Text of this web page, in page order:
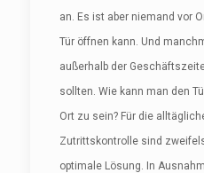
an. Es ist aber niemand vor
Tür öffnen kann. Und
außerhalb der
sollten. Wie kann man den
Ort zu sein? Für die
Zutrittskontrolle sind
optimale Lösung. In